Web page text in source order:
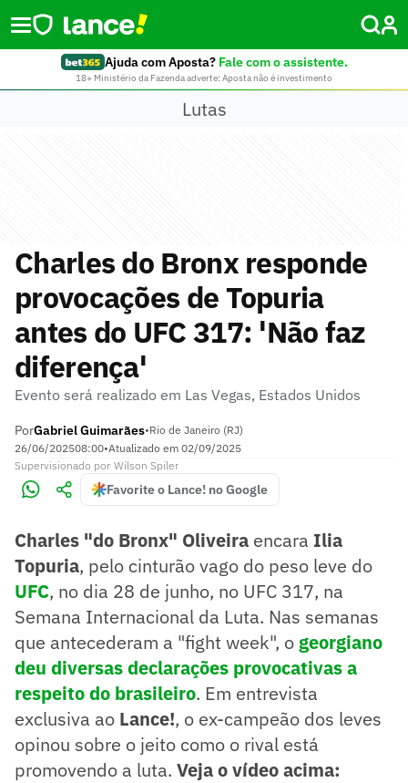
Ajuda com Aposta? Fale com o assistente.
18+ Ministério da Fazenda adverte: Aposta não é investimento
Lutas
Charles do Bronx responde
provocações de Topuria
antes do UFC 317: 'Não faz
diferença'
Evento será realizado em Las Vegas, Estados Unidos
PorGabriel Guimarães•Rio de Janeiro (RJ)
26/06/202508:00•Atualizado em 02/09/2025
Supervisionado por Wilson Spiler
Favorite o Lance! no Google
Charles "do Bronx" Oliveira encara Ilia
Topuria, pelo cinturão vago do peso leve do
UFC, no dia 28 de junho, no UFC 317, na
Semana Internacional da Luta. Nas semanas
que antecederam a "fight week", o georgiano
deu diversas declarações provocativas a
respeito do brasileiro. Em entrevista
exclusiva ao Lance!, o ex-campeão dos leves
opinou sobre o jeito como o rival está
promovendo a luta. Veja o vídeo acima: